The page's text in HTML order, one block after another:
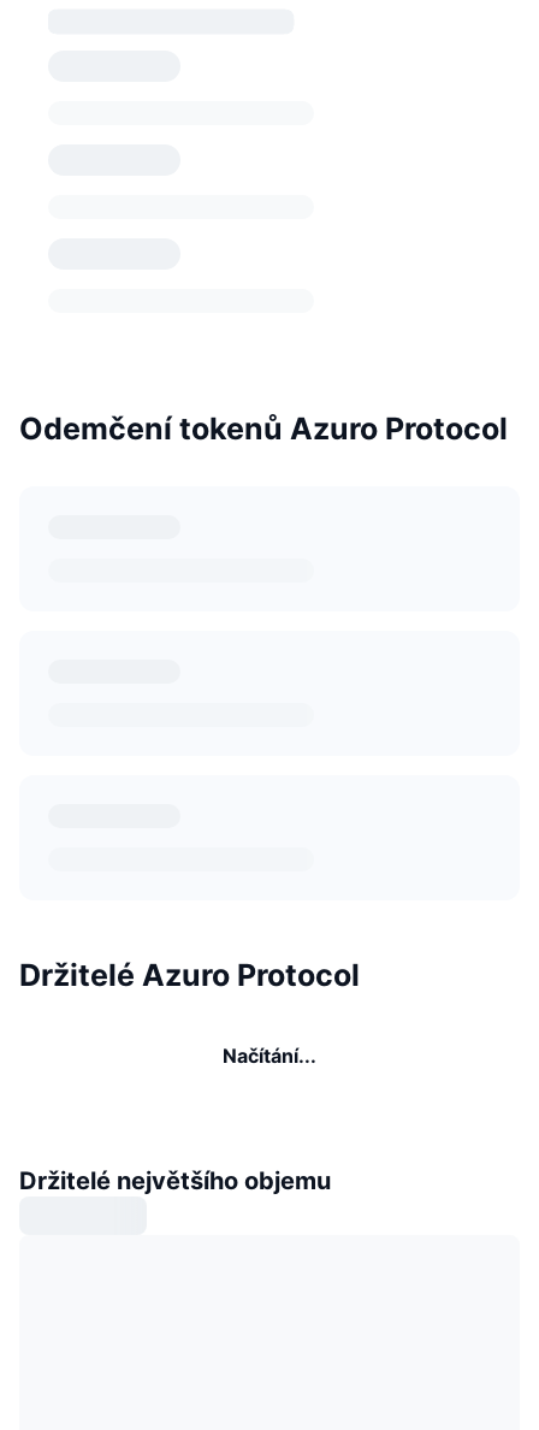
Odemčení tokenů Azuro Protocol
Držitelé Azuro Protocol
Načítání...
Držitelé největšího objemu